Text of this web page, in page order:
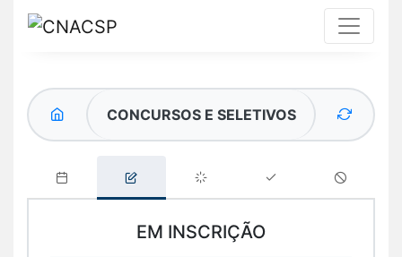
CONCURSOS E SELETIVOS
EM INSCRIÇÃO